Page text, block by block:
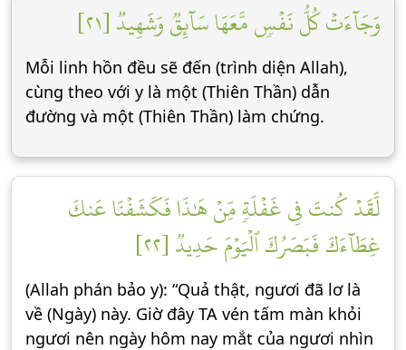
وَجَآءَتۡ كُلُّ نَفۡسٖ مَّعَهَا سَآئِقٞ وَشَهِيدٞ [٢١]
Mỗi linh hồn đều sẽ đến (trình diện Allah),
cùng theo với y là một (Thiên Thần) dẫn
đường và một (Thiên Thần) làm chứng.
لَّقَدۡ كُنتَ فِي غَفۡلَةٖ مِّنۡ هَٰذَا فَكَشَفۡنَا عَنكَ
غِطَآءَكَ فَبَصَرُكَ ٱلۡيَوۡمَ حَدِيدٞ [٢٢]
(Allah phán bảo y): “Quả thật, ngươi đã lơ là
về (Ngày) này. Giờ đây TA vén tấm màn khỏi
ngươi nên ngày hôm nay mắt của ngươi nhìn